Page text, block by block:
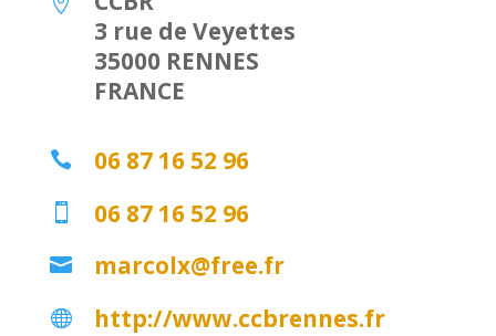
3 rue de Veyettes
35000 RENNES
FRANCE
 06 87 16 52 96
 06 87 16 52 96
 marcolx@free.fr
 http://www.ccbrennes.fr